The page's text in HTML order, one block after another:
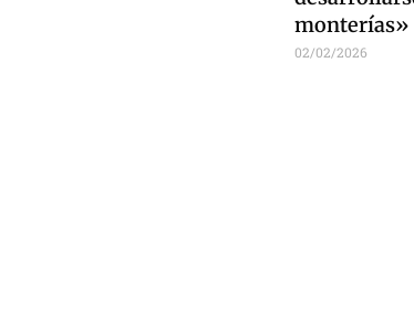
monterías»
02/02/2026